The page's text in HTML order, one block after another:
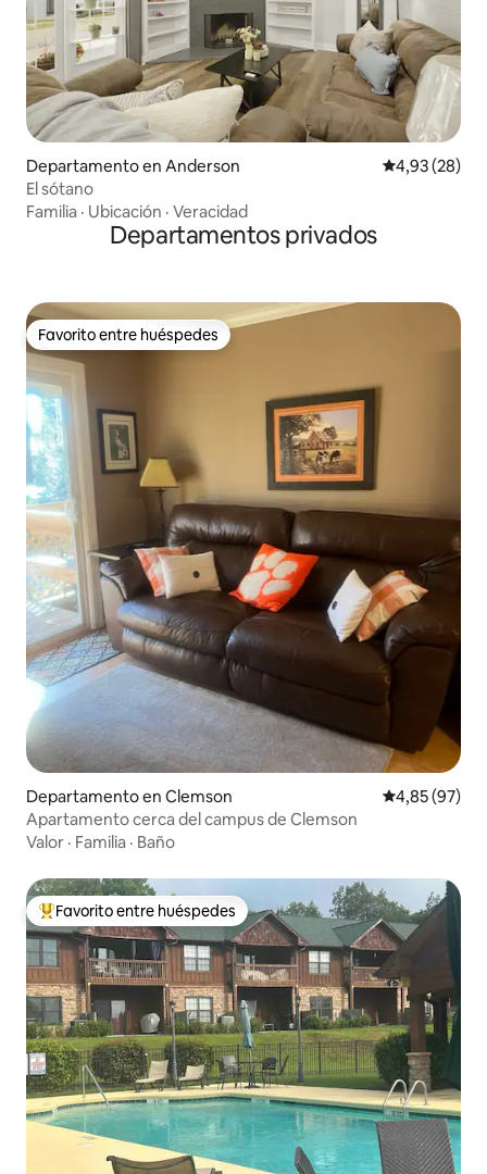
Departamento en Anderson Calificación
4,93 (28)
El sótano
Familia · Ubicación · Veracidad
Departamentos privados
Favorito entre huéspedes
Favorito entre huéspedes
Departamento en Clemson Calificación
4,85 (97)
Apartamento cerca del campus de Clemson
Valor · Familia · Baño
Favorito entre los huéspedes más destacados
Favorito entre huéspedes